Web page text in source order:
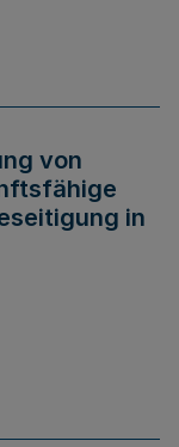
von
in